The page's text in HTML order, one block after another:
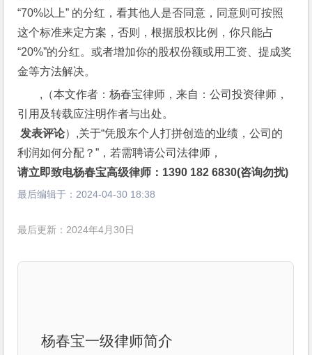
“70%以上” 的分红，看其他人是否同意，同意则可按照
这个标准来定方案，否则，根据股权比例，你只能占
“20%”的分红。或者增加你的股权份额或用工资、提成奖
金等方法解决。
,（本文作者：杨春宝律师，来自：公司投资律师，
引用及转载应注明作者与出处。
发表评论）,关于“凭股东个人打拼创造的业绩，公司的
利润如何分配？”，若需聘请公司法律师，
请立即致电杨春宝高级律师：1390 182 6830(咨询勿扰)
最后编辑于： 2024-04-30 18:38
最后更新：2024年4月30日
杨春宝一级律师简介